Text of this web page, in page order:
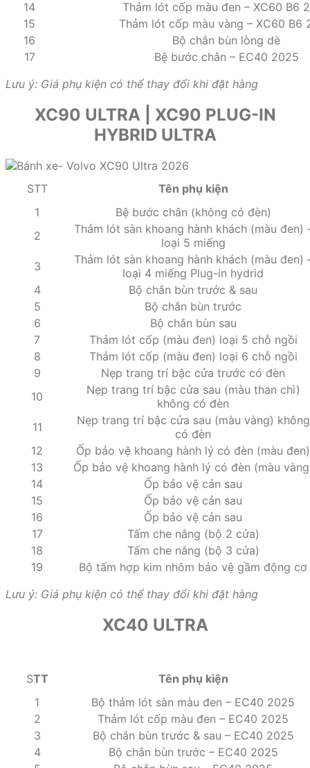
14
Thảm lót cốp màu đen – XC60 B6
15
Thảm lót cốp màu vàng – XC60 B6
16
Bộ chắn bùn lòng dè
17
Bệ bước chân – EC40 2025
Lưu ý: Giá phụ kiện có thể thay đổi khi đặt hàng
XC90 ULTRA | XC90 PLUG-IN
HYBRID ULTRA
STT
Tên phụ kiện
1
Bệ bước chân (không có đèn)
2
Thảm lót sàn khoang hành khách (màu đen)
loại 5 miếng
3
Thảm lót sàn khoang hành khách (màu đen)
loại 4 miếng Plug-in hydrid
4
Bộ chắn bùn trước & sau
5
Bộ chắn bùn trước
6
Bộ chắn bùn sau
7
Thảm lót cốp (màu đen) loại 5 chỗ ngồi
8
Thảm lót cốp (màu đen) loại 6 chỗ ngồi
9
Nẹp trang trí bậc cửa trước có đèn
10
Nẹp trang trí bậc cửa sau (màu than chì)
không có đèn
11
Nẹp trang trí bậc cửa sau (màu vàng) không
có đèn
12
Ốp bảo vệ khoang hành lý có đèn (màu đen)
13
Ốp bảo vệ khoang hành lý có đèn (màu
14
Ốp bảo vệ cản sau
15
Ốp bảo vệ cản sau
16
Ốp bảo vệ cản sau
17
Tấm che nắng (bộ 2 cửa)
18
Tấm che nắng (bộ 3 cửa)
19
Bộ tấm hợp kim nhôm bảo vệ gầm động cơ
Lưu ý: Giá phụ kiện có thể thay đổi khi đặt hàng
XC40 ULTRA
STT
Tên phụ kiện
1
Bộ thảm lót sàn màu đen – EC40 2025
2
Thảm lót cốp màu đen – EC40 2025
3
Bộ chắn bùn trước & sau – EC40 2025
4
Bộ chắn bùn trước – EC40 2025